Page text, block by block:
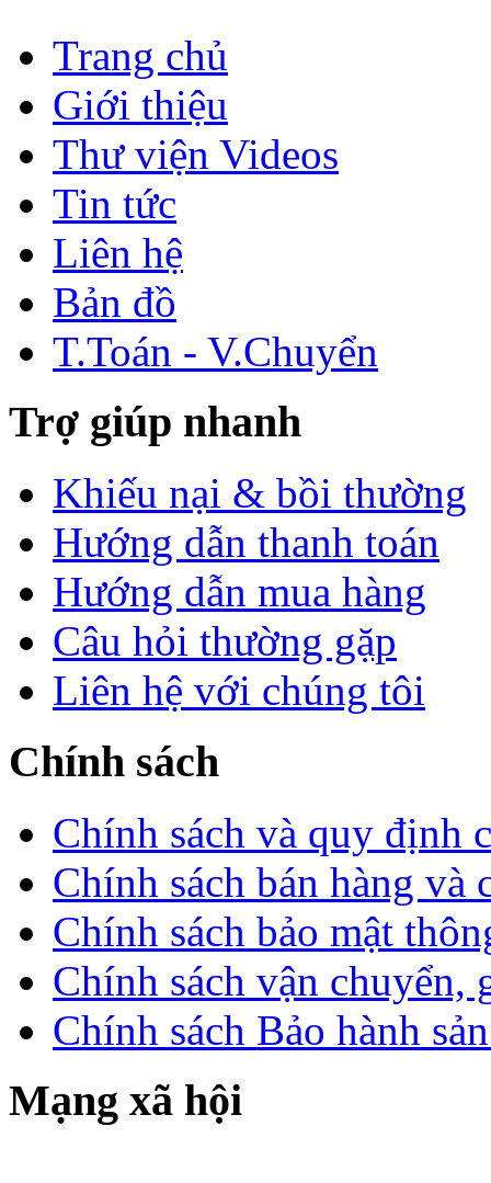
Trang chủ
Giới thiệu
Thư viện Videos
Tin tức
Liên hệ
Bản đồ
T.Toán - V.Chuyển
Trợ giúp nhanh
Khiếu nại & bồi thường
Hướng dẫn thanh toán
Hướng dẫn mua hàng
Câu hỏi thường gặp
Liên hệ với chúng tôi
Chính sách
Chính sách và quy định
Chính sách bán hàng và
Chính sách bảo mật
Chính sách vận chuyển,
Chính sách Bảo hành
Mạng xã hội